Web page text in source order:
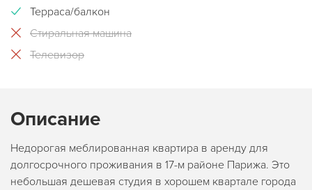
Терраса/балкон
Стиральная машина
Телевизор
Описание
Недорогая меблированная квартира в аренду для
долгосрочного проживания в 17-м районе Парижа. Это
небольшая дешевая студия в хорошем квартале города